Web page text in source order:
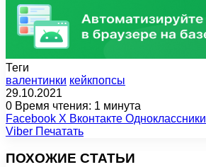
Теги
валентинки кейкпопсы
29.10.2021
0 Время чтения: 1 минута
Facebook X Вконтакте Одноклассники
Viber Печатать
ПОХОЖИЕ СТАТЬИ